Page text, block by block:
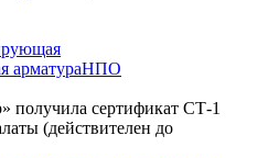
арматураНПО
получила сертификат СТ-1
(действителен до